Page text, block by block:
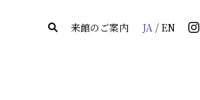
来館のご案内 JA/ EN